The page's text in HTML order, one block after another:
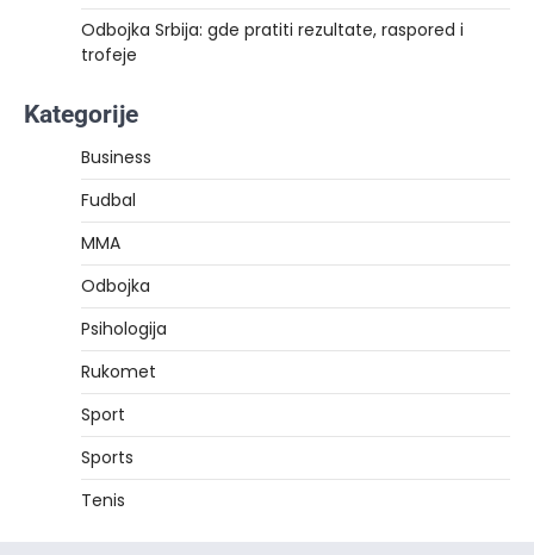
Odbojka Srbija: gde pratiti rezultate, raspored i
trofeje
Kategorije
Business
Fudbal
MMA
Odbojka
Psihologija
Rukomet
Sport
Sports
Tenis